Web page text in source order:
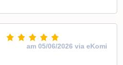
am 05/06/2026 via eKomi